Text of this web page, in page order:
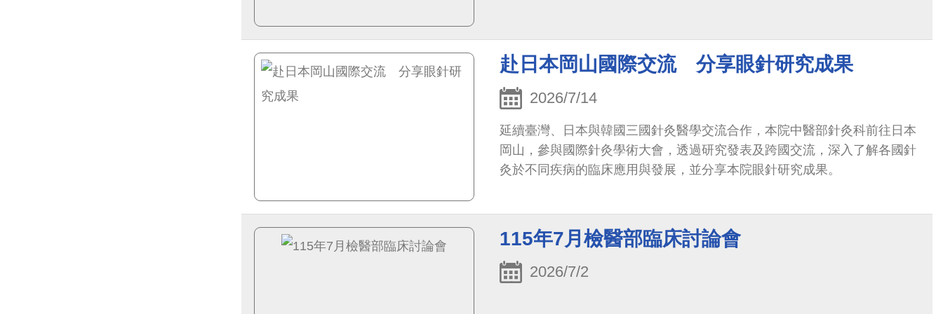
赴日本岡山國際交流 分享眼針研究成果
2026/7/14
延續臺灣、日本與韓國三國針灸醫學交流合作，本院中醫部針灸科前往日本
岡山，參與國際針灸學術大會，透過研究發表及跨國交流，深入了解各國針
灸於不同疾病的臨床應用與發展，並分享本院眼針研究成果。
115年7月檢醫部臨床討論會
2026/7/2